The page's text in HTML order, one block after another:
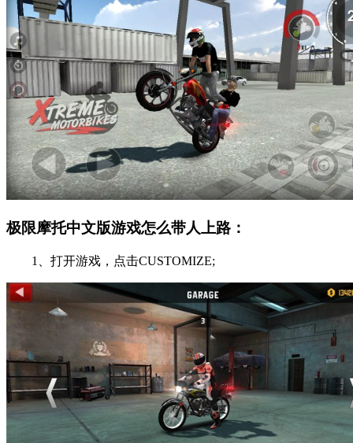
极限摩托中文版游戏怎么带人上路：
1、打开游戏，点击CUSTOMIZE;